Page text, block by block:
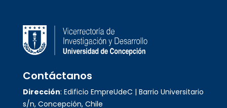
Contáctanos
Dirección: Edificio EmpreUdeC | Barrio Universitario
s/n, Concepción, Chile